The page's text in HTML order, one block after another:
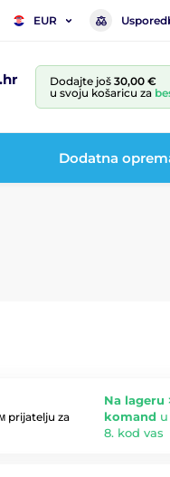
EUR
Dodajte još 30,00 €
u svoju košaricu za
Dodatna
prijatelju za
Na lageru
komand u
8. kod vas